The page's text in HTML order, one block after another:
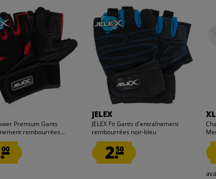
Premium Gants
rembourrées...
00
JELEX
JELEX Fit Gants d'entraînement
rembourrées noir-bleu
2.50
XL